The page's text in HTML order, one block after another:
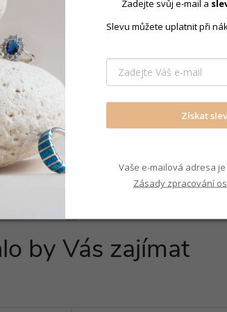
Přívěsky
by Vás zajímat
Zadejte svůj e-mail a
Slevu můžete uplatnit při
Získat
Vaše e-mailová adresa
Zásady zpracování